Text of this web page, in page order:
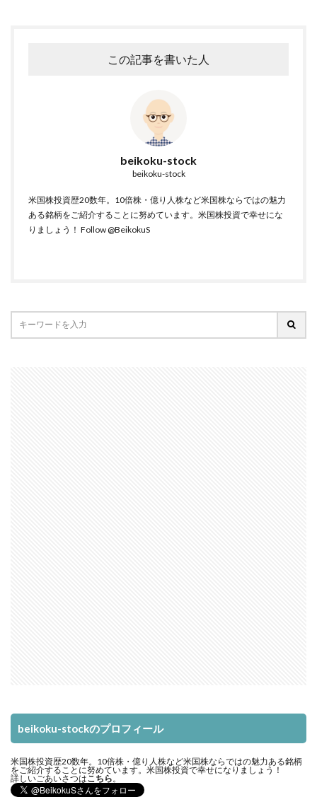
この記事を書いた人
beikoku-stock
beikoku-stock
米国株投資歴20数年。10倍株・億り人株など米国株ならではの魅力
ある銘柄をご紹介することに努めています。米国株投資で幸せにな
りましょう！ Follow @BeikokuS
beikoku-stockのプロフィール
米国株投資歴20数年。10倍株・億り人株など米国株ならではの魅力ある銘柄
をご紹介することに努めています。米国株投資で幸せになりましょう！
詳しいごあいさつはこちら 。